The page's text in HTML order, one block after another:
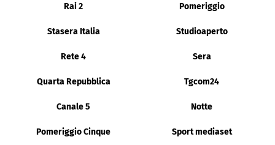
Rai 2 Pomeriggio
Stasera Italia Studioaperto
Rete 4 Sera
Quarta Repubblica Tgcom24
Canale 5 Notte
Pomeriggio Cinque Sport mediaset